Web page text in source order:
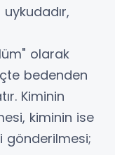
olarak
bedenden
Kiminin
kiminin ise
gönderilmesi;